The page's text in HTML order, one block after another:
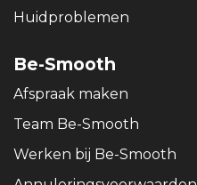
Huidproblemen
Be-Smooth
Afspraak maken
Team Be-Smooth
Werken bij Be-Smooth